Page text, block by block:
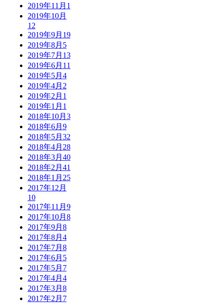
2019年11月 1
2019年10月
12
2019年9月 19
2019年8月 5
2019年7月 13
2019年6月 11
2019年5月 4
2019年4月 2
2019年2月 1
2019年1月 1
2018年10月 3
2018年6月 9
2018年5月 32
2018年4月 28
2018年3月 40
2018年2月 41
2018年1月 25
2017年12月
10
2017年11月 9
2017年10月 8
2017年9月 8
2017年8月 4
2017年7月 8
2017年6月 5
2017年5月 7
2017年4月 4
2017年3月 8
2017年2月 7